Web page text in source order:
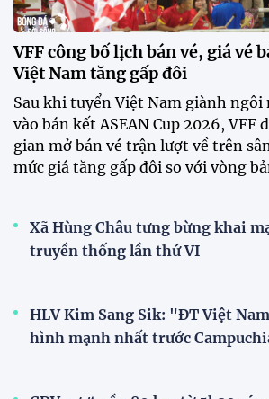
Nhận định
Singapore:
Mỹ Đình để
Indonesia
09:06 31/07/2026
HLV Kim
chỉ nghĩ đến
Singapore"
XEM THÊM
V-League